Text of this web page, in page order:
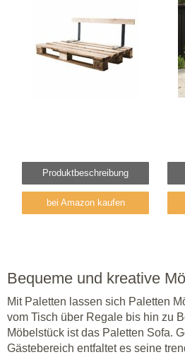
Produktbeschreibung
bei Amazon kaufen
Bequeme und kreative
Mit Paletten lassen sich Paletten
vom Tisch über Regale bis hin zu
Möbelstück ist das Paletten Sofa.
Gästebereich entfaltet es seine